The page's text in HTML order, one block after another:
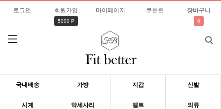
로그인 회원가입
5000 P
마이페이지 쿠폰존 장바구니
0
국내배송 가방 지갑 신발
시계 악세사리 벨트 의류